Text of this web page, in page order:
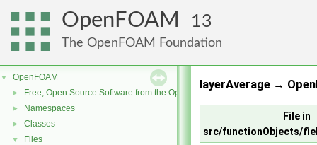
OpenFOAM 13
The OpenFOAM Foundation
▼ OpenFOAM
► Free, Open Source Software from the OpenFOAM Foundation
► Namespaces
► Classes
▼ Files
layerAverage →
File in
src/functionObjects/